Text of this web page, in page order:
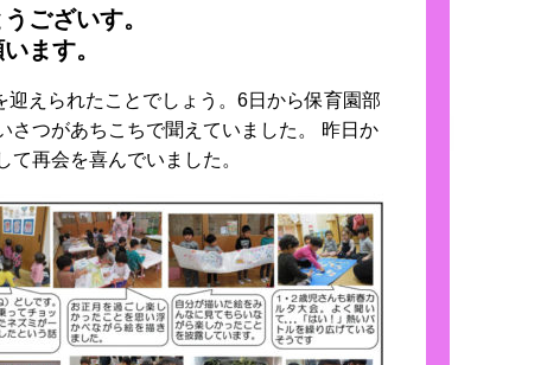
ございす。
ます。
えられたことでしょう。6日から保育園部
さつがあちこちで聞えていました。 昨日か
再会を喜んでいました。